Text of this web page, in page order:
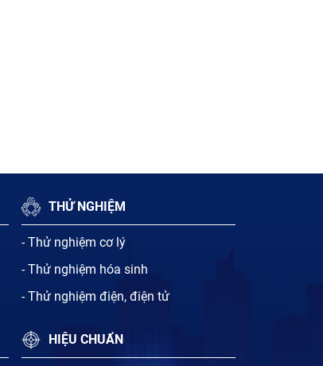
THỬ NGHIỆM
- Thử nghiệm cơ lý
- Thử nghiệm hóa sinh
- Thử nghiệm điện, điện tử
HIỆU CHUẨN